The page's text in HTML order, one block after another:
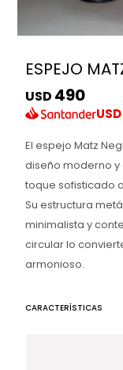
ESPEJO
USD 490
USD
El espejo Matz
diseño moderno
toque sofisticado
Su estructura
minimalista y
circular lo
armonioso.
CARACTERÍSTICAS